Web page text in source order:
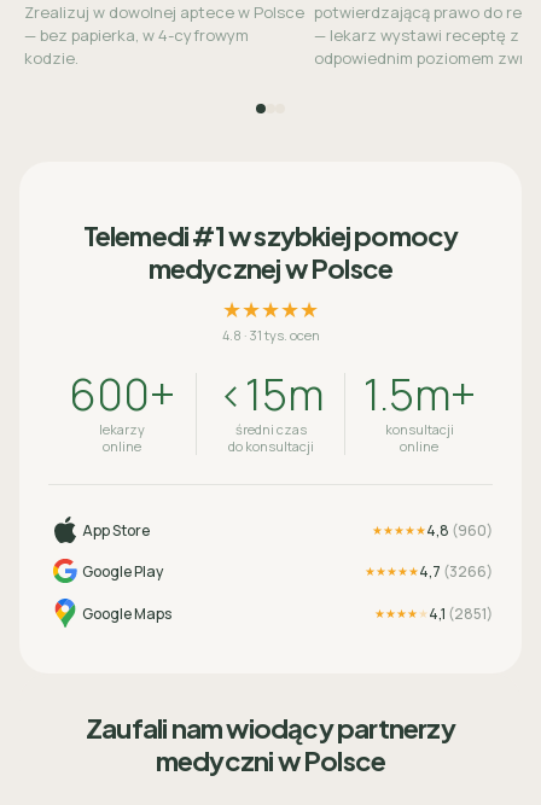
Zrealizuj w dowolnej aptece w Polsce
— bez papierka, w 4-cyfrowym
kodzie.
potwierdzającą prawo do
— lekarz wystawi receptę z
odpowiednim poziomem
Telemedi #1 w szybkiej pomocy
medycznej w Polsce
★★★★★
4.8 · 31 tys. ocen
600+
lekarzy
online
<15m
średni czas
do konsultacji
1.5m+
konsultacji
online
App Store ★★★★★4,8 (960)
Google Play
★★★★★4,7 (3266)
Google Maps ★★★★★4,1 (2851)
Zaufali nam wiodący partnerzy
medyczni w Polsce